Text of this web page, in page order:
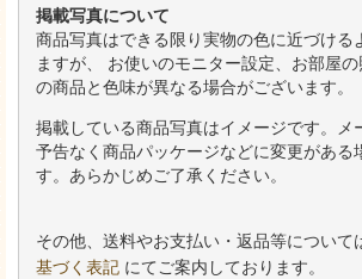
掲載写真について
商品写真はできる限り実物の色に近づける
ますが、 お使いのモニター設定、お部屋
の商品と色味が異なる場合がございます。
掲載している商品写真はイメージです。メ
予告なく商品パッケージなどに変更がある
す。あらかじめご了承ください。
その他、送料やお支払い・返品等について
基づく表記 にてご案内しております。